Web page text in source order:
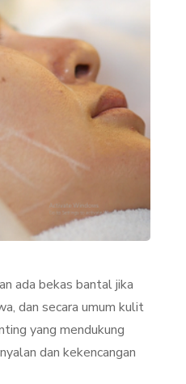
ada bekas bantal jika
dan secara umum kulit
yang mendukung
dan kekencangan